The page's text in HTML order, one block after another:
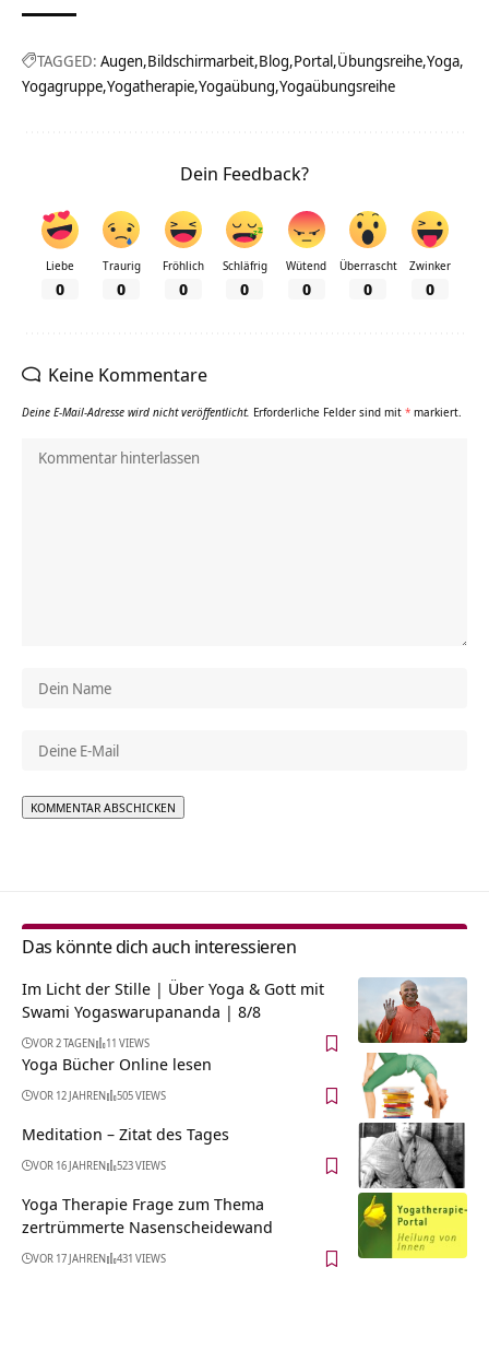
TAGGED: Augen Bildschirmarbeit Blog Portal Übungsreihe Yoga
Yogagruppe Yogatherapie Yogaübung Yogaübungsreihe
Dein Feedback?
Liebe
0
Traurig
0
Fröhlich
0
Schläfrig
0
Wütend
0
Überrascht
0
Zwinker
0
Keine Kommentare
Deine E-Mail-Adresse wird nicht veröffentlicht. Erforderliche Felder sind mit * markiert.
Das könnte dich auch interessieren
Im Licht der Stille | Über Yoga & Gott mit
Swami Yogaswarupananda | 8/8
VOR 2 TAGEN 11 VIEWS
Yoga Bücher Online lesen
VOR 12 JAHREN 505 VIEWS
Meditation – Zitat des Tages
VOR 16 JAHREN 523 VIEWS
Yoga Therapie Frage zum Thema
zertrümmerte Nasenscheidewand
VOR 17 JAHREN 431 VIEWS